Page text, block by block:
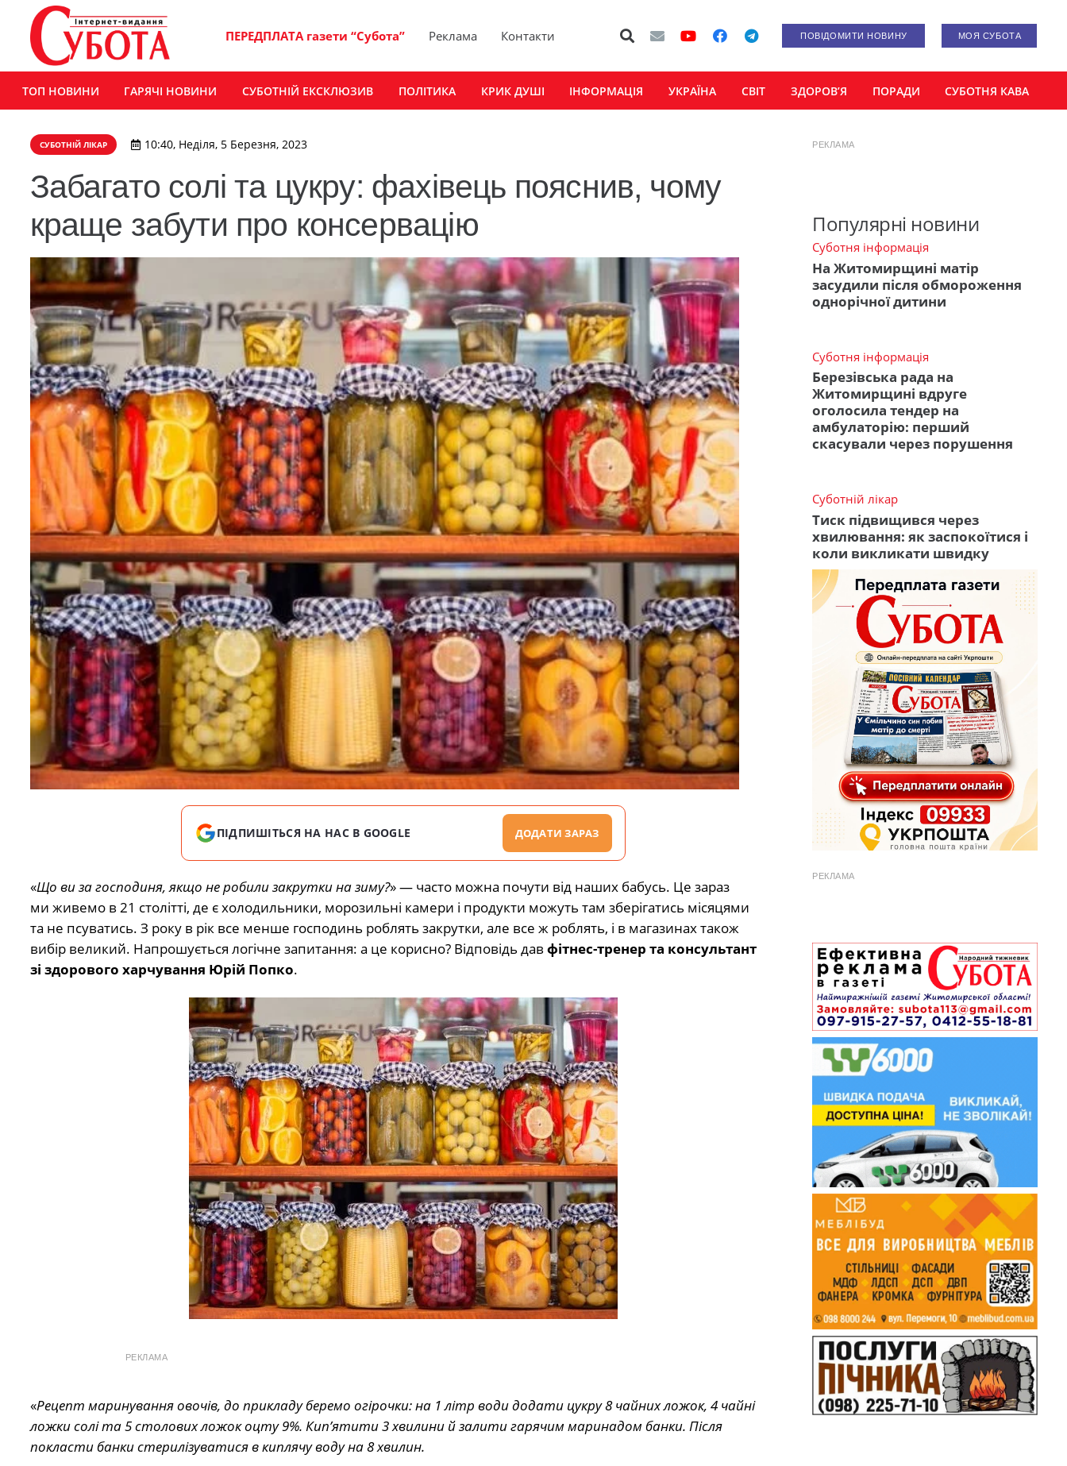
ПЕРЕДПЛАТА газети “Субота” Реклама Контакти ПОВІДОМИТИ НОВИНУ МОЯ СУБОТА
ТОП НОВИНИ ГАРЯЧІ НОВИНИ СУБОТНІЙ ЕКСКЛЮЗИВ ПОЛІТИКА КРИК ДУШІ ІНФОРМАЦІЯ УКРАЇНА СВІТ ЗДОРОВ’Я ПОРАДИ СУБОТНЯ КАВА
СУБОТНІЙ ЛІКАР 10:40, Неділя, 5 Березня, 2023
Забагато солі та цукру: фахівець пояснив, чому
краще забути про консервацію
ПІДПИШІТЬСЯ НА НАС В GOOGLE ДОДАТИ ЗАРАЗ
«Що ви за господиня, якщо не робили закрутки на зиму?» — часто можна почути від наших бабусь. Це зараз
ми живемо в 21 столітті, де є холодильники, морозильні камери і продукти можуть там зберігатись місяцями
та не псуватись. З року в рік все менше господинь роблять закрутки, але все ж роблять, і в магазинах також
вибір великий. Напрошується логічне запитання: а це корисно? Відповідь дав фітнес-тренер та консультант
зі здорового харчування Юрій Попко.
РЕКЛАМА
«Рецепт маринування овочів, до прикладу беремо огірочки: на 1 літр води додати цукру 8 чайних ложок, 4 чайні
ложки солі та 5 столових ложок оцту 9%. Кип’ятити 3 хвилини й залити гарячим маринадом банки. Після
покласти банки стерилізуватися в киплячу воду на 8 хвилин.
РЕКЛАМА
Популярні новини
Суботня інформація
На Житомирщині матір
засудили після обмороження
однорічної дитини
Суботня інформація
Березівська рада на
Житомирщині вдруге
оголосила тендер на
амбулаторію: перший
скасували через порушення
Суботній лікар
Тиск підвищився через
хвилювання: як заспокоїтися і
коли викликати швидку
РЕКЛАМА